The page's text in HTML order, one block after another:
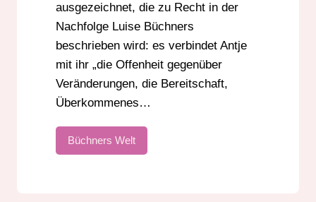
ausgezeichnet, die zu Recht in der
Nachfolge Luise Büchners
beschrieben wird: es verbindet Antje
mit ihr „die Offenheit gegenüber
Veränderungen, die Bereitschaft,
Überkommenes…
Büchners Welt